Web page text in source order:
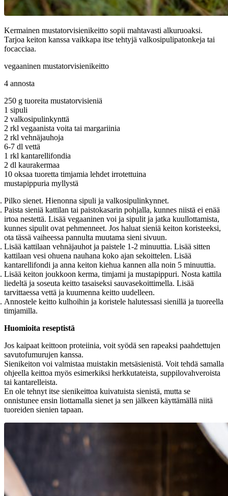
Kermainen mustatorvisienikeitto sopii mahtavasti alkuruoaksi.
Tarjoa keiton kanssa vaikkapa itse tehtyjä valkosipulipatonkeja tai
focacciaa.
vegaaninen mustatorvisienikeitto
4 annosta
250 g tuoreita mustatorvisieniä
1 sipuli
2 valkosipulinkynttä
2 rkl vegaanista voita tai margariinia
2 rkl vehnäjauhoja
6-7 dl vettä
1 rkl kantarellifondia
2 dl kaurakermaa
10 oksaa tuoretta timjamia lehdet irrotettuina
mustapippuria myllystä
Pilko sienet. Hienonna sipuli ja valkosipulinkynnet.
Paista sieniä kattilan tai paistokasarin pohjalla, kunnes niistä ei enää
irtoa nestettä. Lisää vegaaninen voi ja sipulit ja jatka kuullottamista,
kunnes sipulit ovat pehmenneet. Jos haluat sieniä keiton koristeeksi,
ota tässä vaiheessa pannulta muutama sieni sivuun.
Lisää kattilaan vehnäjauhot ja paistele 1-2 minuuttia. Lisää sitten
kattilaan vesi ohuena nauhana koko ajan sekoittelen. Lisää
kantarellifondi ja anna keiton kiehua kannen alla noin 5 minuuttia.
Lisää keiton joukkoon kerma, timjami ja mustapippuri. Nosta kattila
liedeltä ja soseuta keitto tasaiseksi sauvasekoittimella. Lisää
tarvittaessa vettä ja kuumenna keitto uudelleen.
Annostele keitto kulhoihin ja koristele halutessasi sienillä ja tuoreella
timjamilla.
Huomioita reseptistä
Jos kaipaat keittoon proteiinia, voit syödä sen rapeaksi paahdettujen
savutofumurujen kanssa.
Sienikeiton voi valmistaa muistakin metsäsienistä. Voit tehdä samalla
ohjeella keittoa myös esimerkiksi herkkutateista, suppilovahveroista
tai kantarelleista.
En ole tehnyt itse sienikeittoa kuivatuista sienistä, mutta se
onnistunee ensin liottamalla sienet ja sen jälkeen käyttämällä niitä
tuoreiden sienien tapaan.